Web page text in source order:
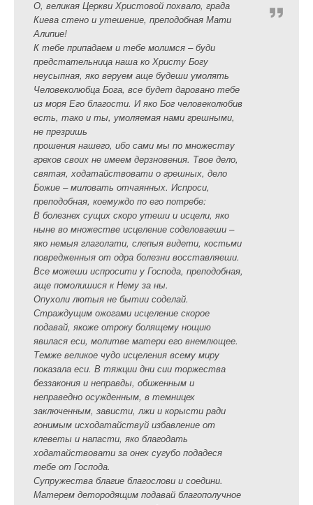
О, великая Церкви Христовой похвало, града
Киева стено и утешение, преподобная Мати
Алипие!
К тебе припадаем и тебе молимся – буди
предстательница наша ко Христу Богу
неусыпная, яко веруем аще будеши умолять
Человеколюбца Бога, все будет даровано тебе
из моря Его благости. И яко Бог человеколюбив
есть, тако и ты, умоляемая нами грешными,
не презришь
прошения нашего, ибо сами мы по множеству
грехов своих не имеем дерзновения. Твое дело,
святая, ходатайствовати о грешных, дело
Божие – миловать отчаянных. Испроси,
преподобная, коемуждо по его потребе:
В болезнех сущих скоро утеши и исцели, яко
ныне во множестве исцеление соделоваеши –
яко немыя глаголати, слепыя видети, костьми
повредженныя от одра болезни восставляеши.
Все можеши испросити у Господа, преподобная,
аще помолишися к Нему за ны.
Опухоли лютыя не бытии соделай.
Страждущим ожогами исцеление скорое
подавай, якоже отроку болящему нощию
явилася еси, молитве матери его внемлющее.
Темже великое чудо исцеления всему миру
показала еси. В тяжции дни сии торжества
беззакония и неправды, обиженным и
неправедно осужденным, в темницех
заключенным, зависти, лжи и корысти ради
гонимым исходатайствуй избавление от
клеветы и напасти, яко благодать
ходатайствовати за онех сугубо подадеся
тебе от Господа.
Супружества благие благослови и соедини.
Матерем детородящим подавай благополучное